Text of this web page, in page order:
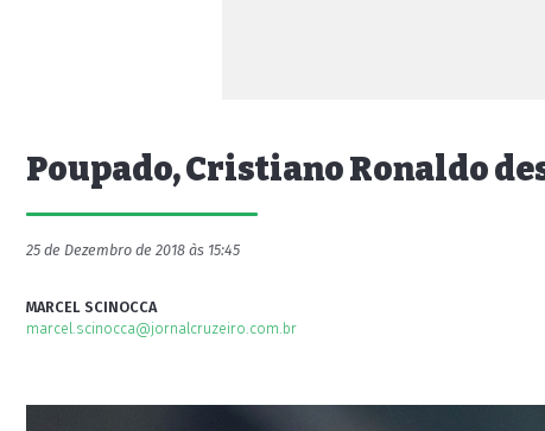
Poupado, Cristiano Ronaldo
25 de Dezembro de 2018 às 15:45
MARCEL SCINOCCA
marcel.scinocca@jornalcruzeiro.com.br